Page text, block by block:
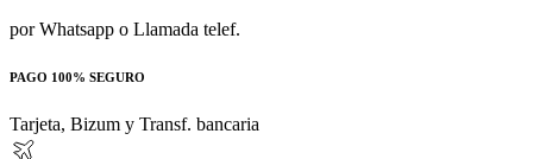
por Whatsapp o Llamada telef.
PAGO 100% SEGURO
Tarjeta, Bizum y Transf. bancaria